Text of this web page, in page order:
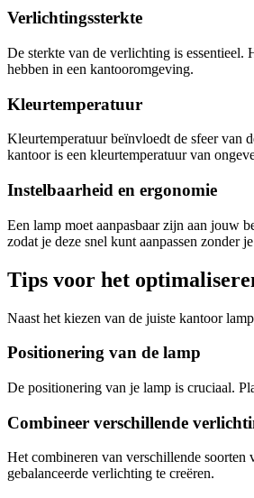
Verlichtingssterkte
De sterkte van de verlichting is essentieel.
hebben in een kantooromgeving.
Kleurtemperatuur
Kleurtemperatuur beïnvloedt de sfeer van
kantoor is een kleurtemperatuur van
Instelbaarheid en ergonomie
Een lamp moet aanpasbaar zijn aan jouw
zodat je deze snel kunt aanpassen zonder
Tips voor het
Naast het kiezen van de juiste kantoor
Positionering van de lamp
De positionering van je lamp is cruciaal.
Combineer verschillende
Het combineren van verschillende soorten
gebalanceerde verlichting te creëren.